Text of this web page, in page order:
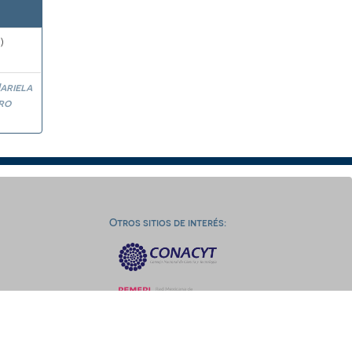
Otros sitios de interés: